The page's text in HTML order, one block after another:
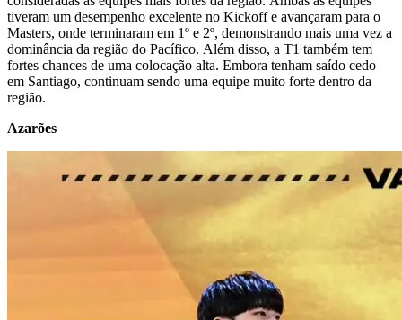
tiveram um desempenho excelente no Kickoff e avançaram para o
Masters, onde terminaram em 1º e 2º, demonstrando mais uma vez a
dominância da região do Pacífico. Além disso, a T1 também tem
fortes chances de uma colocação alta. Embora tenham saído cedo
em Santiago, continuam sendo uma equipe muito forte dentro da
região.
Azarões